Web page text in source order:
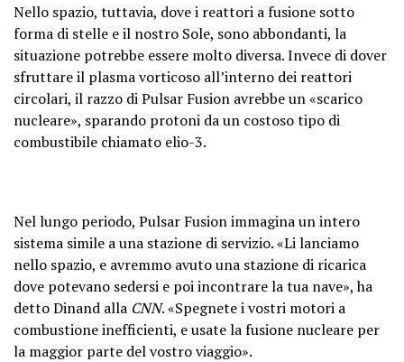
Nello spazio, tuttavia, dove i reattori a fusione sotto
forma di stelle e il nostro Sole, sono abbondanti, la
situazione potrebbe essere molto diversa. Invece di dover
sfruttare il plasma vorticoso all’interno dei reattori
circolari, il razzo di Pulsar Fusion avrebbe un «scarico
nucleare», sparando protoni da un costoso tipo di
combustibile chiamato elio-3.
Nel lungo periodo, Pulsar Fusion immagina un intero
sistema simile a una stazione di servizio.«Li lanciamo
nello spazio, e avremmo avuto una stazione di ricarica
dove potevano sedersi e poi incontrare la tua nave», ha
detto Dinand alla CNN. «Spegnete i vostri motori a
combustione inefficienti, e usate la fusione nucleare per
la maggior parte del vostro viaggio».